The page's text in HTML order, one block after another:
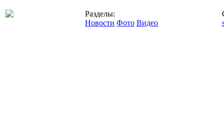
Разделы:
Новости Фото Видео